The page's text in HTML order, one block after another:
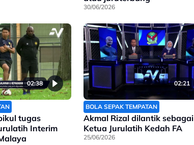
30/06/2026
02:38
tugas
Interim
02:21
BOLA SEPAK TEMPATAN
Akmal Rizal dilantik sebagai
Ketua Jurulatih Kedah FA
25/06/2026